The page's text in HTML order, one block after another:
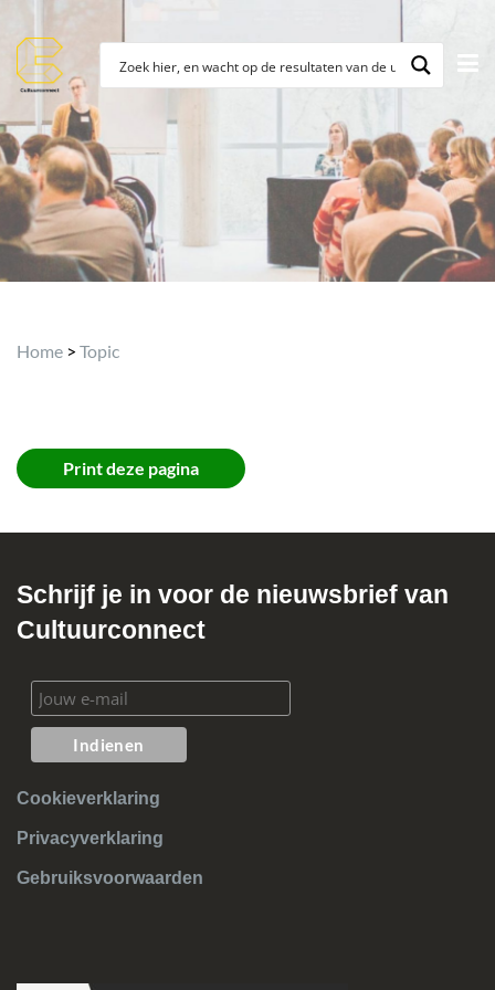
Home > Topic
Print deze pagina
Schrijf je in voor de nieuwsbrief van
Cultuurconnect
Cookieverklaring
Privacyverklaring
Gebruiksvoorwaarden